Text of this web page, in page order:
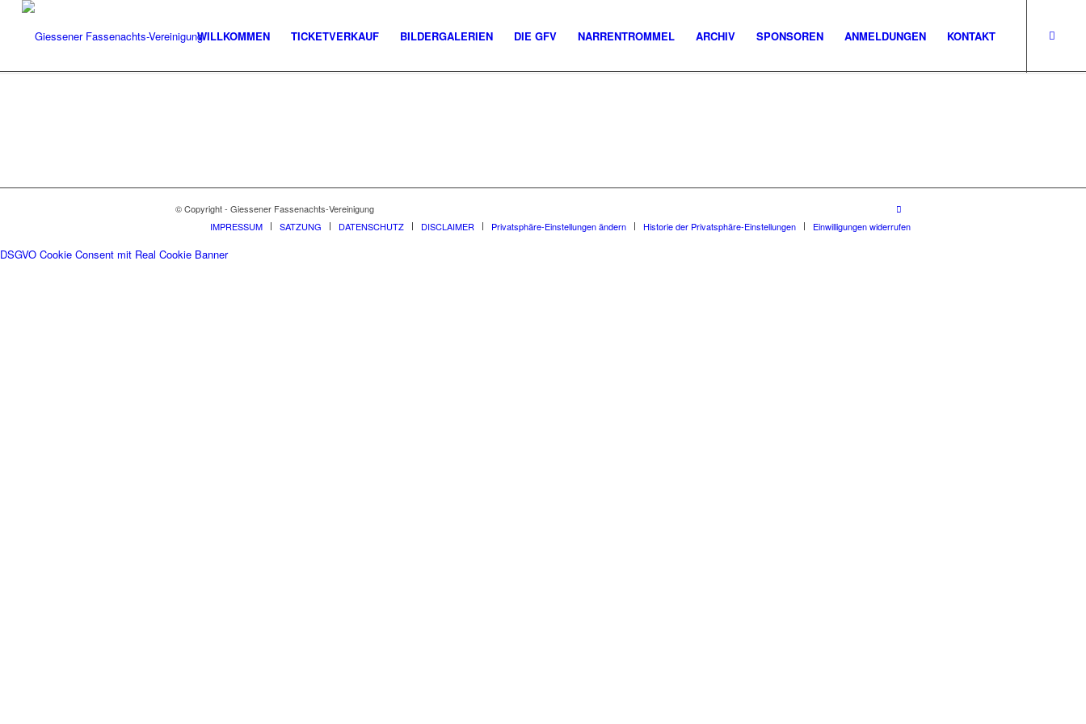
WILLKOMMEN TICKETVERKAUF BILDERGALERIEN DIE GFV NARRENTROMMEL ARCHIV SPONSOREN ANMELDUNGEN KONTAKT
© Copyright - Giessener Fassenachts-Vereinigung
IMPRESSUM
SATZUNG DATENSCHUTZ DISCLAIMER Privatsphäre-Einstellungen ändern Historie der Privatsphäre-Einstellungen Einwilligungen widerrufen
DSGVO Cookie Consent mit Real Cookie Banner